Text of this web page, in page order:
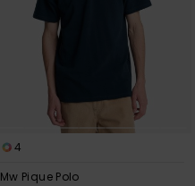
4
Mw Pique Polo